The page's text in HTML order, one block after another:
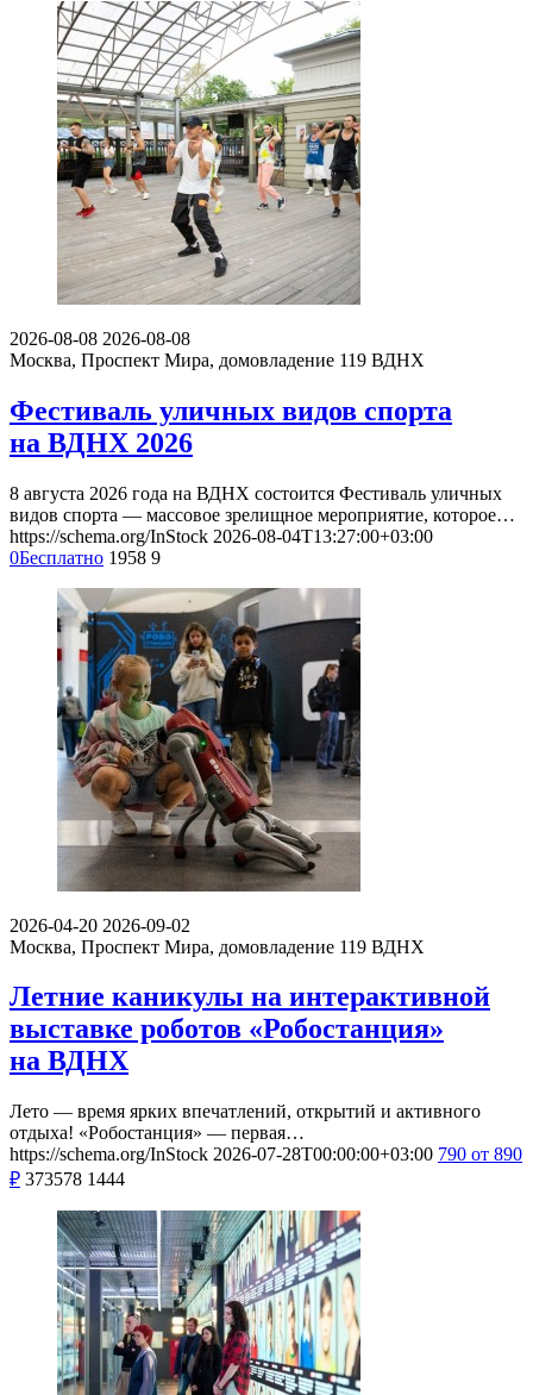
2026-08-08 2026-08-08
Москва, Проспект Мира, домовладение 119 ВДНХ
Фестиваль уличных видов спорта
на ВДНХ 2026
8 августа 2026 года на ВДНХ состоится Фестиваль уличных
видов спорта — массовое зрелищное мероприятие, которое…
https://schema.org/InStock 2026-08-04T13:27:00+03:00
0Бесплатно 1958 9
2026-04-20 2026-09-02
Москва, Проспект Мира, домовладение 119 ВДНХ
Летние каникулы на интерактивной
выставке роботов «Робостанция»
на ВДНХ
Лето — время ярких впечатлений, открытий и активного
отдыха! «Робостанция» — первая…
https://schema.org/InStock 2026-07-28T00:00:00+03:00 790 от 890
₽ 373578 1444